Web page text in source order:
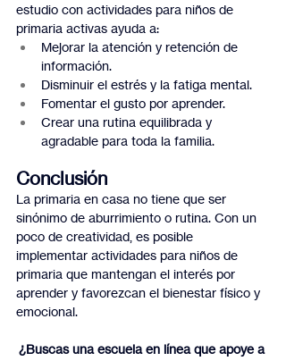
estudio con actividades para niños de
primaria activas ayuda a:
Mejorar la atención y retención de
información.
Disminuir el estrés y la fatiga mental.
Fomentar el gusto por aprender.
Crear una rutina equilibrada y
agradable para toda la familia.
Conclusión
La primaria en casa no tiene que ser
sinónimo de aburrimiento o rutina. Con un
poco de creatividad, es posible
implementar actividades para niños de
primaria que mantengan el interés por
aprender y favorezcan el bienestar físico y
emocional.
¿Buscas una escuela en línea que apoye a